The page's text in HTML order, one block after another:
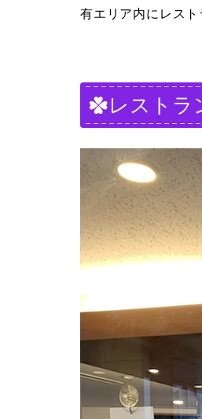
有エリア内にレスト
レストラ